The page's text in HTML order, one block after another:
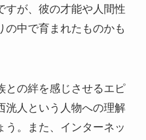
すが、彼の才能や人間性
の中で育まれたものかも
との絆を感じさせるエピ
洸人という人物への理解
う。また、インターネッ